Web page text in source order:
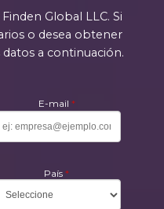
Global LLC. Si
o desea obtener
a continuación.
E-mail *
País *